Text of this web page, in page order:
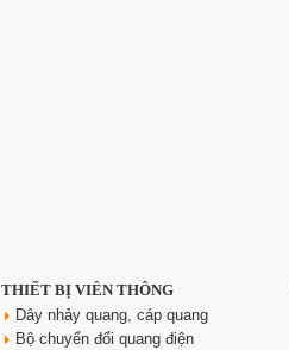
THIẾT BỊ VIỄN THÔNG
Dây nhảy quang, cáp quang
Bộ chuyển đổi quang điện